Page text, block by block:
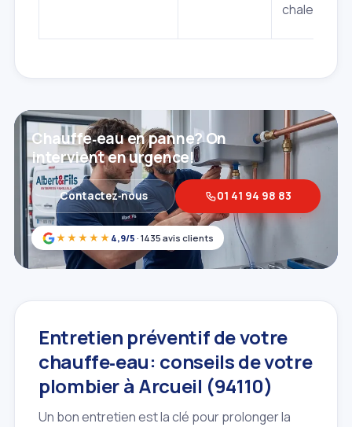
chaleur)
★★★★★ 4,9/5 · 1435 avis clients
Chauffe‑eau en panne? On
intervient en urgence!
Contactez‑nous 01 41 94 98 83
Entretien préventif de votre
chauffe‑eau: conseils de votre
plombier à Arcueil (94110)
Un bon entretien est la clé pour prolonger la